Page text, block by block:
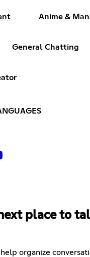
Anime &
General Chatting
place to
help organize